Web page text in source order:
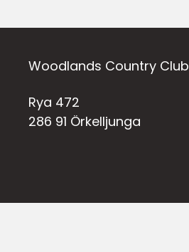
Woodlands Country Club
Rya 472
286 91 Örkelljunga